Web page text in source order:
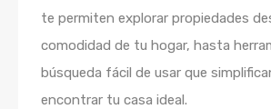
te permiten explorar propiedades
comodidad de tu hogar, hasta
búsqueda fácil de usar que
encontrar tu casa ideal.